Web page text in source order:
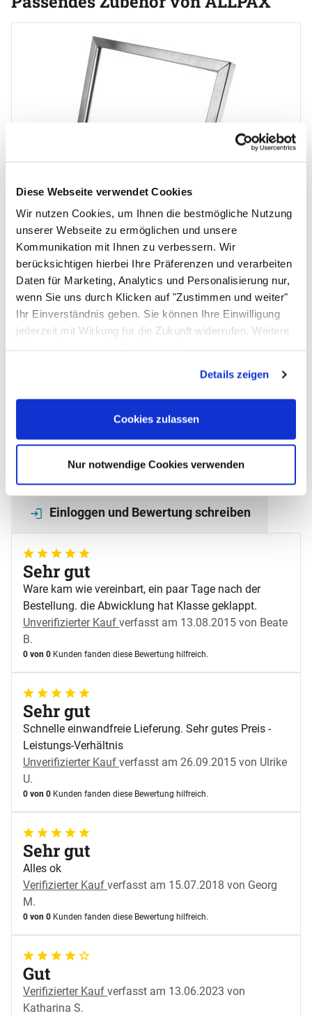
Diese Webseite verwendet Cookies
Wir nutzen Cookies, um Ihnen die bestmögliche Nutzung
unserer Webseite zu ermöglichen und unsere
Kommunikation mit Ihnen zu verbessern. Wir
berücksichtigen hierbei Ihre Präferenzen und verarbeiten
Daten für Marketing, Analytics und Personalisierung nur,
wenn Sie uns durch Klicken auf "Zustimmen und weiter"
Ihr Einverständnis geben. Sie können Ihre Einwilligung
jederzeit mit Wirkung für die Zukunft widerrufen. Weitere
Details zeigen
Cookies zulassen
Nur notwendige Cookies verwenden
Zubehör überspringen
STOPPO Info-Tafel, quer, für Pfosten mit Kordeln
Bewertung: 5 von 5 (1 Bewertungen)
1 Bewertung
23,90€
sofort verfügbar
In den Warenkorb
Bewertungen - das sagen unsere
Bewertung: 5 von 5 (4 Bewertungen)
Schreiben Sie jetzt Ihre persönliche Erfahrung mit
diesem Artikel und helfen Sie anderen bei deren
Kaufentscheidung
STOPPO Absperrständer Kugel Edelstahl
Einloggen und Bewertung schreiben
5 von 5
Sehr gut
Ware kam wie vereinbart, ein paar Tage nach der
Bestellung. die Abwicklung hat Klasse geklappt.
Unverifizierter Kauf verfasst am 13.08.2015 von Beate
B.
0 von 0 Kunden fanden diese Bewertung hilfreich.
5 von 5
Sehr gut
Schnelle einwandfreie Lieferung. Sehr gutes Preis -
Leistungs-Verhältnis
Unverifizierter Kauf verfasst am 26.09.2015 von Ulrike
U.
0 von 0 Kunden fanden diese Bewertung hilfreich.
5 von 5
Sehr gut
Alles ok
Verifizierter Kauf verfasst am 15.07.2018 von Georg
M.
0 von 0 Kunden fanden diese Bewertung hilfreich.
4 von 5
Gut
Verifizierter Kauf verfasst am 13.06.2023 von
Katharina S.